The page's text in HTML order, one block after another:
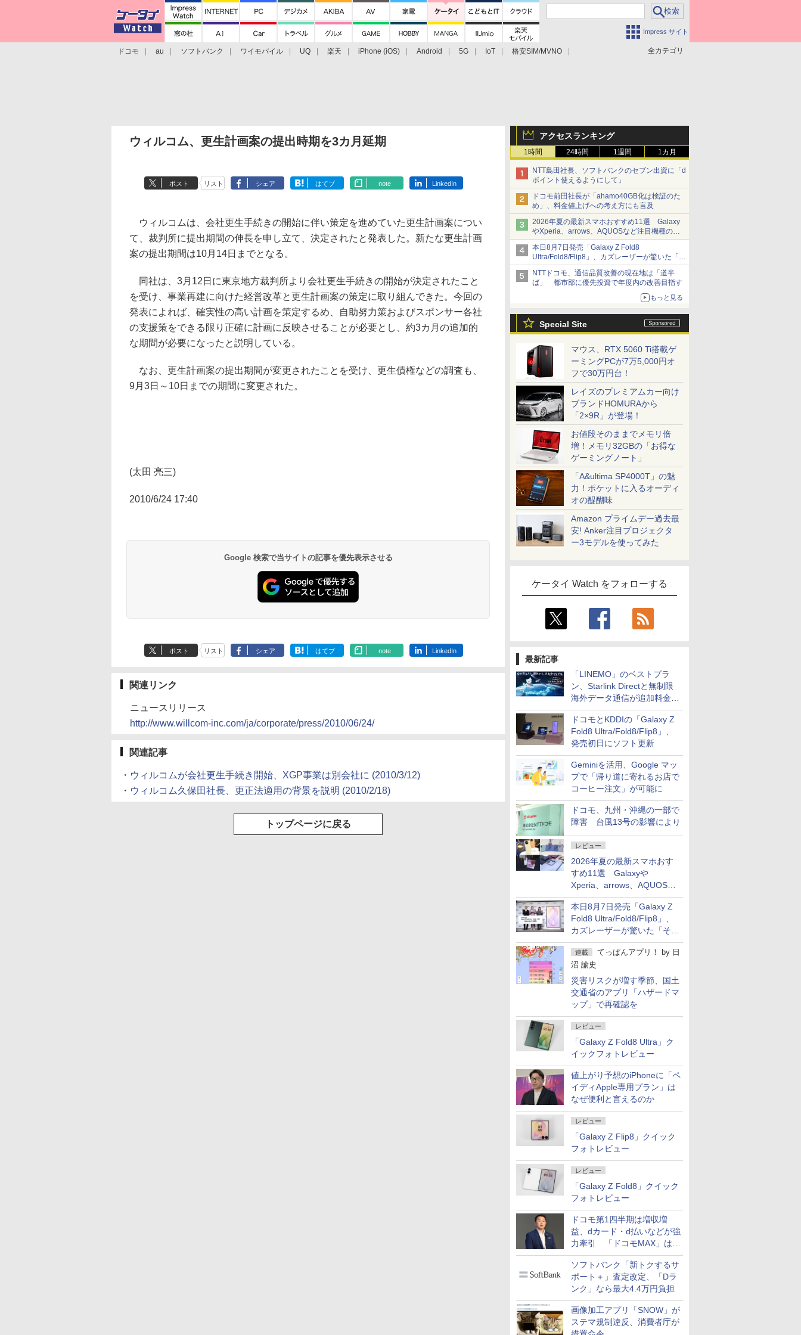
Impress サイト
全カテゴリ
ドコモ au ソフトバンク ワイモバイル UQ 楽天 iPhone (iOS) Android 5G IoT
格安SIM/MVNO
アクセスランキング
1時間 24時間 1週間 1カ月
NTT島田社長、ソフトバンクのセブン出資に「d
ポイント使えるようにして」
ドコモ前田社長が「ahamo40GB化は検証のた
め」、料金値上げへの考え方にも言及
2026年夏の最新スマホおすすめ11選 Galaxy
やXperia、arrows、AQUOSなど注目機種の特
徴は
本日8月7日発売「Galaxy Z Fold8
Ultra/Fold8/Flip8」、カズレーザーが驚いた「そ
ば屋のメニュー並みの薄さ」
NTTドコモ、通信品質改善の現在地は「道半
ば」 都市部に優先投資で年度内の改善目指す
もっと見る
Special Site
マウス、RTX 5060 Ti搭載ゲ
ーミングPCが7万5,000円オ
フで30万円台！
レイズのプレミアムカー向け
ブランドHOMURAから
「2×9R」が登場！
お値段そのままでメモリ倍
増！メモリ32GBの「お得な
ゲーミングノート」
「A&ultima SP4000T」の魅
力！ポケットに入るオーディ
オの醍醐味
Amazon プライムデー過去最
安! Anker注目プロジェクタ
ー3モデルを使ってみた
ケータイ Watch をフォローする
最新記事
「LINEMO」のベストプラ
ン、Starlink Directと無制限
海外データ通信が追加料金な
しに
ドコモとKDDIの「Galaxy Z
Fold8 Ultra/Fold8/Flip8」、
発売初日にソフト更新
Geminiを活用、Google マッ
プで「帰り道に寄れるお店で
コーヒー注文」が可能に
ドコモ、九州・沖縄の一部で
障害 台風13号の影響により
レビュー
2026年夏の最新スマホおす
すめ11選 Galaxyや
Xperia、arrows、AQUOSな
ど注目機種の特徴は
本日8月7日発売「Galaxy Z
Fold8 Ultra/Fold8/Flip8」、
カズレーザーが驚いた「そば
屋のメニュー並みの薄さ」
連載 てっぱんアプリ！ by 日
沼 諭史
災害リスクが増す季節、国土
交通省のアプリ「ハザードマ
ップ」で再確認を
レビュー
「Galaxy Z Fold8 Ultra」ク
イックフォトレビュー
値上がり予想のiPhoneに「ペ
イディApple専用プラン」は
なぜ便利と言えるのか
レビュー
「Galaxy Z Flip8」クイック
フォトレビュー
レビュー
「Galaxy Z Fold8」クイック
フォトレビュー
ドコモ第1四半期は増収増
益、dカード・d払いなどが強
力牽引 「ドコモMAX」は
400万契約突破
ソフトバンク「新トクするサ
ポート＋」査定改定、「Dラ
ンク」なら最大4.4万円負担
画像加工アプリ「SNOW」が
ステマ規制違反、消費者庁が
ウィルコム、更生計画案の提出時期を3カ月延期
ポスト リスト シェア はてブ note LinkedIn
ウィルコムは、会社更生手続きの開始に伴い策定を進めていた更生計画案につい
て、裁判所に提出期間の伸長を申し立て、決定されたと発表した。新たな更生計画
案の提出期間は10月14日までとなる。
同社は、3月12日に東京地方裁判所より会社更生手続きの開始が決定されたこと
を受け、事業再建に向けた経営改革と更生計画案の策定に取り組んできた。今回の
発表によれば、確実性の高い計画を策定するめ、自助努力策およびスポンサー各社
の支援策をできる限り正確に計画に反映させることが必要とし、約3カ月の追加的
な期間が必要になったと説明している。
なお、更生計画案の提出期間が変更されたことを受け、更生債権などの調査も、
9月3日～10日までの期間に変更された。
(太田 亮三)
2010/6/24 17:40
Google 検索で当サイトの記事を優先表示させる
ポスト リスト シェア はてブ note LinkedIn
関連リンク
ニュースリリース
http://www.willcom-inc.com/ja/corporate/press/2010/06/24/
関連記事
・ ウィルコムが会社更生手続き開始、XGP事業は別会社に (2010/3/12)
・ ウィルコム久保田社長、更正法適用の背景を説明 (2010/2/18)
トップページに戻る